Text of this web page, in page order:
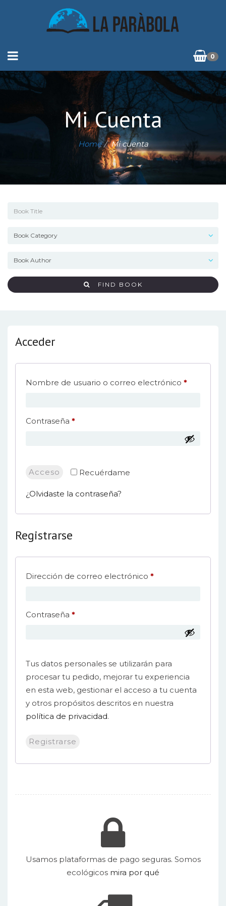
0
Mi Cuenta
Home Mi cuenta
FIND BOOK
Acceder
Nombre de usuario o correo electrónico *
Contraseña *
Recuérdame
Acceso
¿Olvidaste la contraseña?
Registrarse
Dirección de correo electrónico *
Contraseña *
Tus datos personales se utilizarán para
procesar tu pedido, mejorar tu experiencia
en esta web, gestionar el acceso a tu cuenta
y otros propósitos descritos en nuestra
política de privacidad.
Registrarse
Usamos plataformas de pago seguras. Somos
ecológicos mira por qué